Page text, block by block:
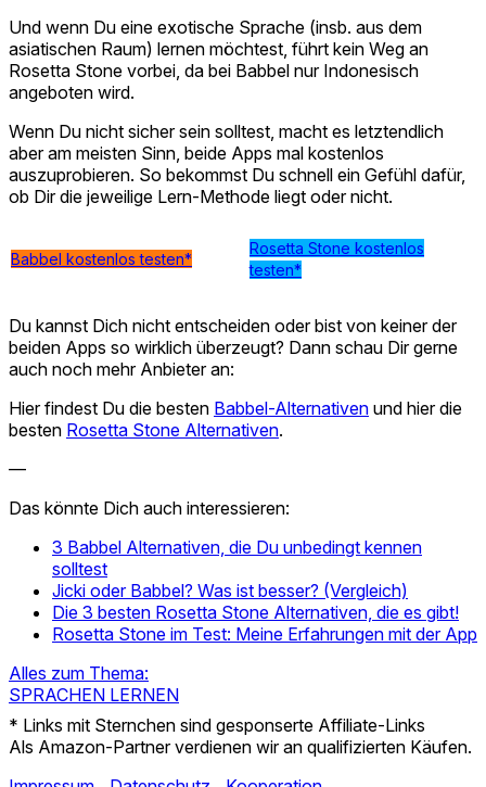
Und wenn Du eine exotische Sprache (insb. aus dem
asiatischen Raum) lernen möchtest, führt kein Weg an
Rosetta Stone vorbei, da bei Babbel nur Indonesisch
angeboten wird.
Wenn Du nicht sicher sein solltest, macht es letztendlich
aber am meisten Sinn, beide Apps mal kostenlos
auszuprobieren. So bekommst Du schnell ein Gefühl dafür,
ob Dir die jeweilige Lern-Methode liegt oder nicht.
Babbel kostenlos testen*
Rosetta Stone kostenlos
testen*
Du kannst Dich nicht entscheiden oder bist von keiner der
beiden Apps so wirklich überzeugt? Dann schau Dir gerne
auch noch mehr Anbieter an:
Hier findest Du die besten Babbel-Alternativen und hier die
besten Rosetta Stone Alternativen.
—
Das könnte Dich auch interessieren:
3 Babbel Alternativen, die Du unbedingt kennen
solltest
Jicki oder Babbel? Was ist besser? (Vergleich)
Die 3 besten Rosetta Stone Alternativen, die es gibt!
Rosetta Stone im Test: Meine Erfahrungen mit der App
Alles zum Thema:
SPRACHEN LERNEN
* Links mit Sternchen sind gesponserte Affiliate-Links
Als Amazon-Partner verdienen wir an qualifizierten Käufen.